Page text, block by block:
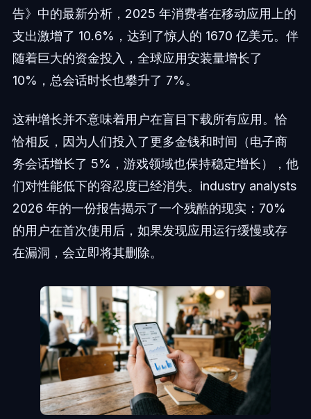
告》中的最新分析，2025 年消费者在移动应用上的
支出激增了 10.6%，达到了惊人的 1670 亿美元。伴
随着巨大的资金投入，全球应用安装量增长了
10%，总会话时长也攀升了 7%。
这种增长并不意味着用户在盲目下载所有应用。恰
恰相反，因为人们投入了更多金钱和时间（电子商
务会话增长了 5%，游戏领域也保持稳定增长），他
们对性能低下的容忍度已经消失。industry analysts
2026 年的一份报告揭示了一个残酷的现实：70%
的用户在首次使用后，如果发现应用运行缓慢或存
在漏洞，会立即将其删除。